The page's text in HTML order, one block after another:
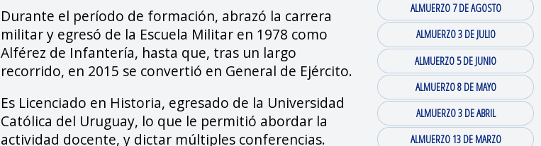
Durante el período de formación, abrazó la carrera
militar y egresó de la Escuela Militar en 1978 como
Alférez de Infantería, hasta que, tras un largo
recorrido, en 2015 se convertió en General de Ejército.
Es Licenciado en Historia, egresado de la Universidad
Católica del Uruguay, lo que le permitió abordar la
actividad docente, y dictar múltiples conferencias.
ALMUERZO 7 DE AGOSTO
ALMUERZO 3 DE JULIO
ALMUERZO 5 DE JUNIO
ALMUERZO 8 DE MAYO
ALMUERZO 3 DE ABRIL
ALMUERZO 13 DE MARZO